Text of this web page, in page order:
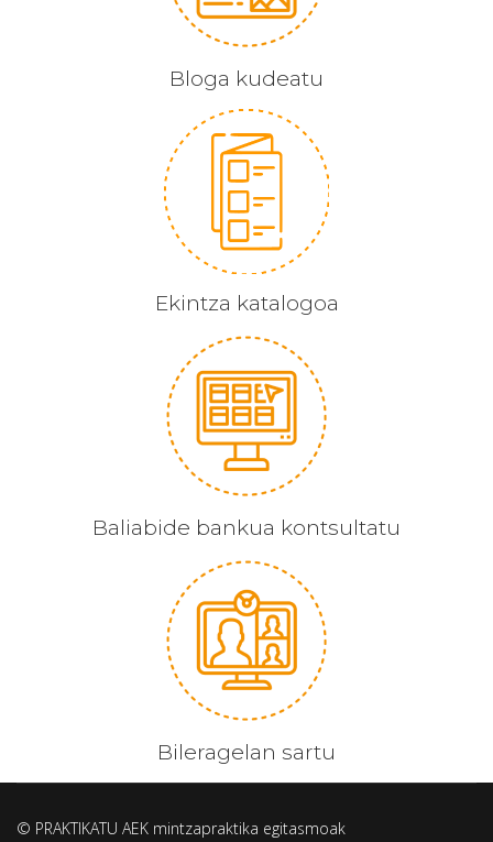
Bloga kudeatu
Ekintza katalogoa
Baliabide bankua kontsultatu
Bileragelan sartu
© PRAKTIKATU AEK mintzapraktika egitasmoak